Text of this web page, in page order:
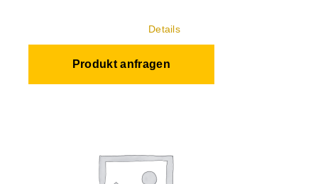
Details
Produkt anfragen